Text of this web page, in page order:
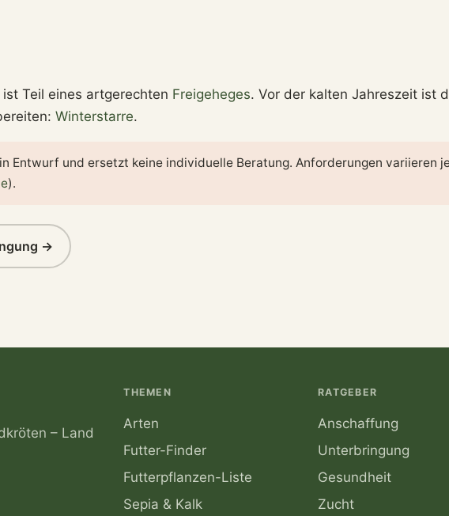
Teil eines artgerechten Freigeheges. Vor der kalten Jahreszeit ist
Winterstarre.
Entwurf und ersetzt keine individuelle Beratung. Anforderungen variieren
).
→
– Land
THEMEN
Arten
Futter-Finder
Futterpflanzen-Liste
Sepia & Kalk
RATGEBER
Anschaffung
Unterbringung
Gesundheit
Zucht